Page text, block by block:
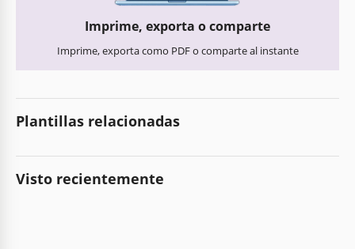
Imprime, exporta o comparte
Imprime, exporta como PDF o comparte al instante
Plantillas relacionadas
Visto recientemente